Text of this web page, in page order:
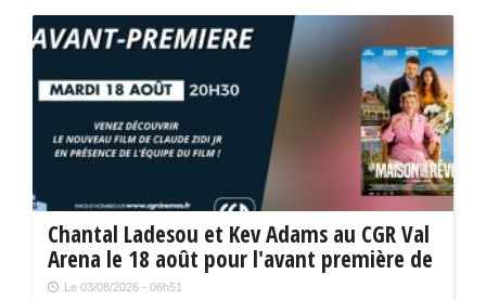
Chantal Ladesou et Kev Adams au CGR Val
Arena le 18 août pour l'avant première de
" La maison de nos rêves "
Le 03/08/2026 - 06h51